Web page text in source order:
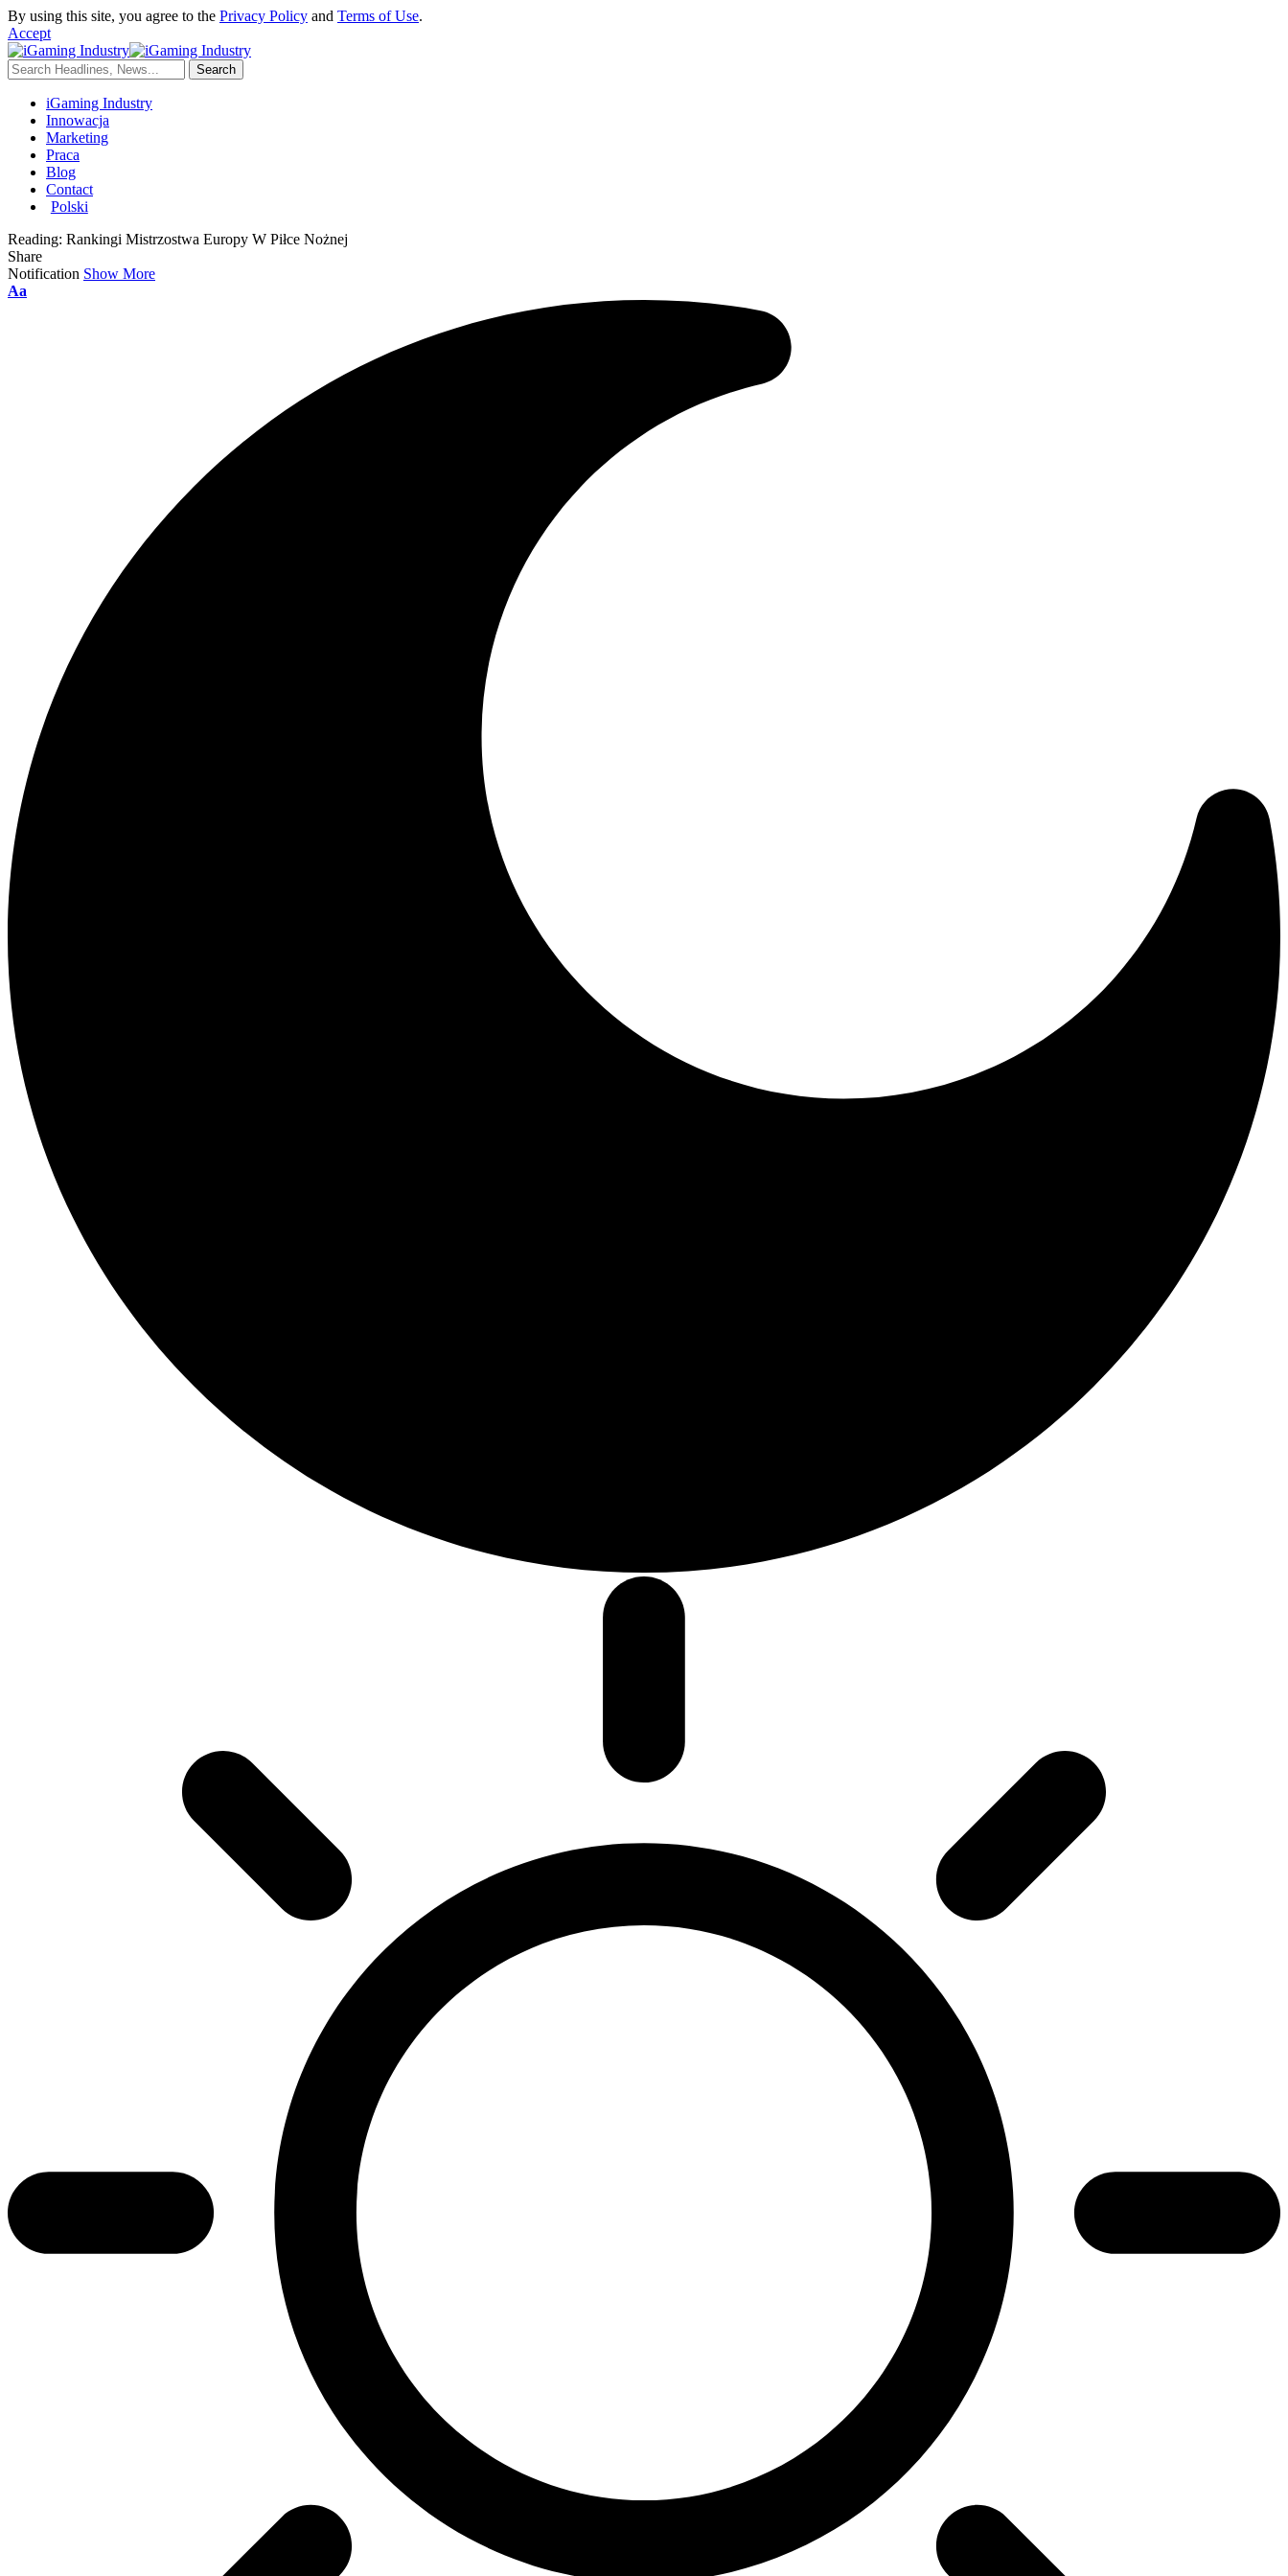
By using this site, you agree to the Privacy Policy and Terms of Use.
Accept
iGaming Industry
Innowacja
Marketing
Praca
Blog
Contact
Polski
Reading: Rankingi Mistrzostwa Europy W Piłce Nożnej
Share
Notification Show More
Aa